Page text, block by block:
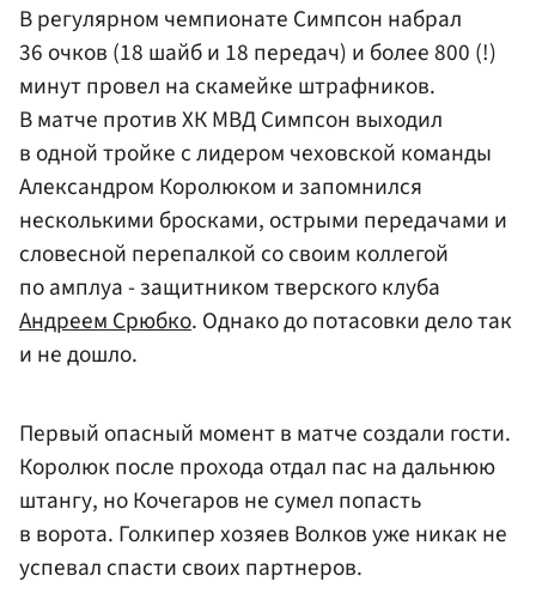
В регулярном чемпионате Симпсон набрал
36 очков (18 шайб и 18 передач) и более 800 (!)
минут провел на скамейке штрафников.
В матче против ХК МВД Симпсон выходил
в одной тройке с лидером чеховской команды
Александром Королюком и запомнился
несколькими бросками, острыми передачами и
словесной перепалкой со своим коллегой
по амплуа - защитником тверского клуба
Андреем Срюбко. Однако до потасовки дело так
и не дошло.
Первый опасный момент в матче создали гости.
Королюк после прохода отдал пас на дальнюю
штангу, но Кочегаров не сумел попасть
в ворота. Голкипер хозяев Волков уже никак не
успевал спасти своих партнеров.